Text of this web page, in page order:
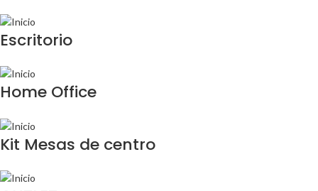
Escritorio
Home Office
Kit Mesas de centro